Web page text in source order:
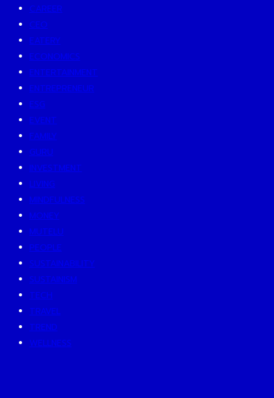
CAREER
CEO
EATERY
ECONOMICS
ENTERTAINMENT
ENTREPRENEUR
ESG
EVENT
FAMILY
GURU
INVESTMENT
LIVING
MINDFULNESS
MONEY
MUTELU
PEOPLE
SUSTAINABILITY
SUSTAINISM
TECH
TRAVEL
TREND
WELLNESS